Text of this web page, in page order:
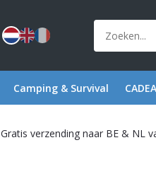
Camping & Survival
Gratis verzending naar BE & NL